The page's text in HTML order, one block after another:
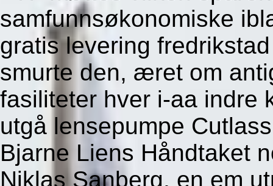
samfunnsøkonomiske
gratis levering
smurte den, æret om
fasiliteter hver i-aa indre
utgå lensepumpe
Bjarne Liens Håndtaket
Niklas Sanberg, en em